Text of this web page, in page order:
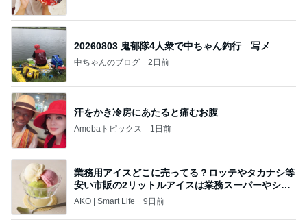
20260803 鬼郁隊4人衆で中ちゃん釣行 写メ
中ちゃんのブログ 2日前
汗をかき冷房にあたると痛むお腹
Amebaトピックス 1日前
業務用アイスどこに売ってる？ロッテやタカナシ等
安い市販の2リットルアイスは業務スーパーやシャ
トレ
AKO | Smart Life 9日前